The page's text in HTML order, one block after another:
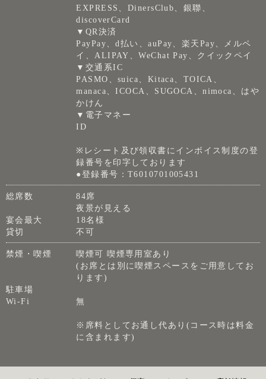
EXPRESS、DinersClub、銀聯、
discoverCard
▼QR決済
PayPay、d払い、auPay、楽天Pay、メルペ
イ、ALIPAY、WeChat Pay、クイックペイ
▼交通系IC
PASMO、suica、Kitaca、TOICA、
manaca、ICOCA、SUGOCA、nimoca、はや
かけん
▼電子マネー
ID
※レシート及び領収書にインボイス制度の登
録番号を印字しております
●登録番号：T6010701005431
総席数
84席
夜景が見える
宴会最大
18名様
貸切
不可
禁煙・喫煙
喫煙可 喫煙専用室あり
(お席とは別に喫煙スペースをご用意してお
ります)
駐車場
Wi-Fi
無
※席料としてお通し代あり(コース時は料金
に含まれます)